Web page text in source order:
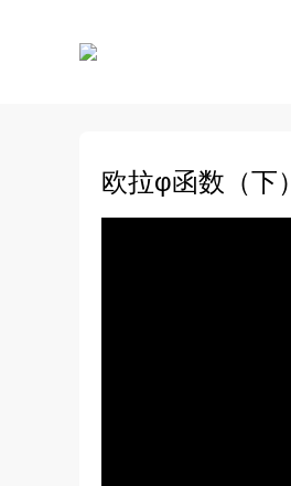
欧拉φ函数（下）